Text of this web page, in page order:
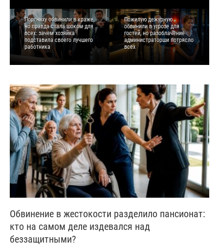
Портниху обвинили в краже,
но правда стала шоком для
всех: зачем хозяйка
подставила своего лучшего
работника
Пожилую дежурную
обвинили в угрозе для
гостей, но разоблачение
администраторши потрясло
всех
Обвинение в жестокости разделило пансионат:
кто на самом деле издевался над
беззащитными?